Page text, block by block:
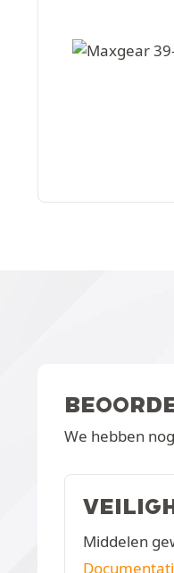
We hebben
Middelen